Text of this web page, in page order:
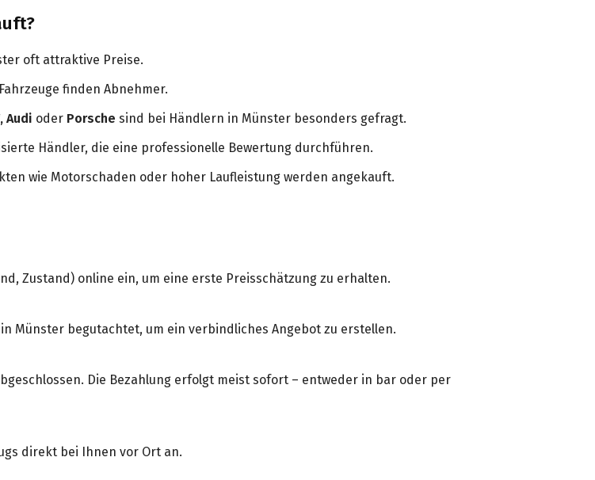
oft attraktive Preise.
finden Abnehmer.
Audi oder Porsche sind bei Händlern in Münster besonders gefragt.
Händler, die eine professionelle Bewertung durchführen.
wie Motorschaden oder hoher Laufleistung werden angekauft.
Zustand) online ein, um eine erste Preisschätzung zu erhalten.
Münster begutachtet, um ein verbindliches Angebot zu erstellen.
Die Bezahlung erfolgt meist sofort – entweder in bar oder per
direkt bei Ihnen vor Ort an.